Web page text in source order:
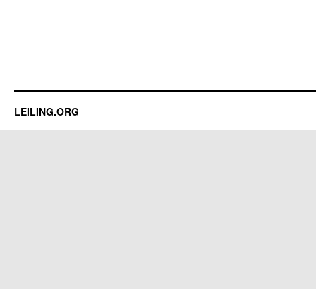
LEILING.ORG